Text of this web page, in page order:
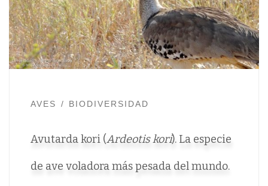
AVES BIODIVERSIDAD
Avutarda kori (Ardeotis kori). La especie
de ave voladora más pesada del mundo.